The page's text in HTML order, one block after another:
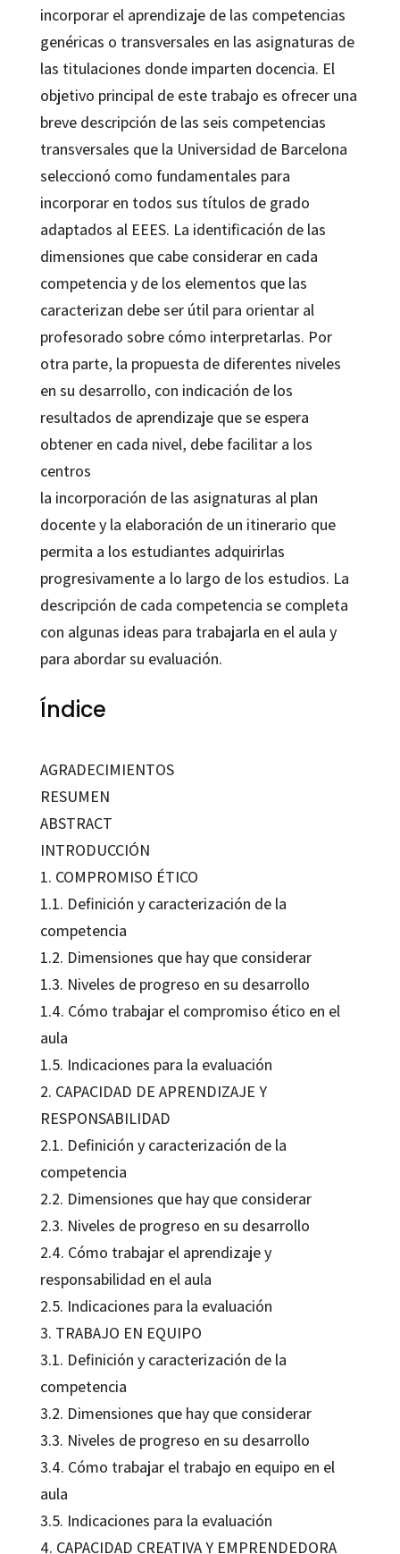
incorporar el aprendizaje de las competencias
genéricas o transversales en las asignaturas de
las titulaciones donde imparten docencia. El
objetivo principal de este trabajo es ofrecer una
breve descripción de las seis competencias
transversales que la Universidad de Barcelona
seleccionó como fundamentales para
incorporar en todos sus títulos de grado
adaptados al EEES. La identificación de las
dimensiones que cabe considerar en cada
competencia y de los elementos que las
caracterizan debe ser útil para orientar al
profesorado sobre cómo interpretarlas. Por
otra parte, la propuesta de diferentes niveles
en su desarrollo, con indicación de los
resultados de aprendizaje que se espera
obtener en cada nivel, debe facilitar a los
centros
la incorporación de las asignaturas al plan
docente y la elaboración de un itinerario que
permita a los estudiantes adquirirlas
progresivamente a lo largo de los estudios. La
descripción de cada competencia se completa
con algunas ideas para trabajarla en el aula y
para abordar su evaluación.
Índice
AGRADECIMIENTOS
RESUMEN
ABSTRACT
INTRODUCCIÓN
1. COMPROMISO ÉTICO
1.1. Definición y caracterización de la
competencia
1.2. Dimensiones que hay que considerar
1.3. Niveles de progreso en su desarrollo
1.4. Cómo trabajar el compromiso ético en el
aula
1.5. Indicaciones para la evaluación
2. CAPACIDAD DE APRENDIZAJE Y
RESPONSABILIDAD
2.1. Definición y caracterización de la
competencia
2.2. Dimensiones que hay que considerar
2.3. Niveles de progreso en su desarrollo
2.4. Cómo trabajar el aprendizaje y
responsabilidad en el aula
2.5. Indicaciones para la evaluación
3. TRABAJO EN EQUIPO
3.1. Definición y caracterización de la
competencia
3.2. Dimensiones que hay que considerar
3.3. Niveles de progreso en su desarrollo
3.4. Cómo trabajar el trabajo en equipo en el
aula
3.5. Indicaciones para la evaluación
4. CAPACIDAD CREATIVA Y EMPRENDEDORA